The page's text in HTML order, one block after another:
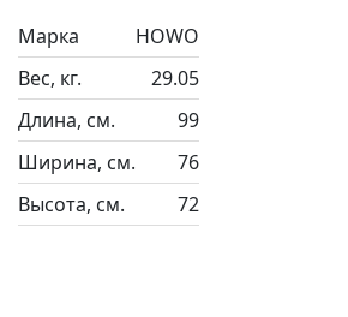
Марка
HOWO
Вес, кг.
29.05
Длина, см.
99
Ширина, см.
76
Высота, см.
72